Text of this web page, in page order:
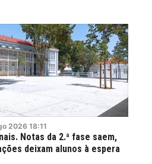
2026 18:11
Notas da 2.ª fase saem,
deixam alunos à espera